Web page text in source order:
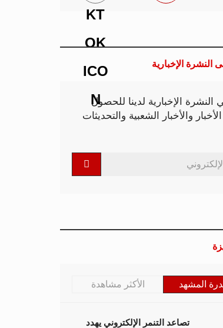
النشرة الإخبارية
النشرة الإخبارية لدينا للحصول
والأخبار الشعبية والتحديثات
المشهد الأكثر مشاهدة
تصاعد التنمر الإلكتروني يهدد